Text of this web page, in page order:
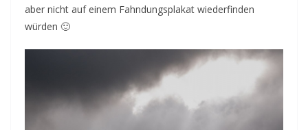
aber nicht auf einem Fahndungsplakat wiederfinden
würden 🙂